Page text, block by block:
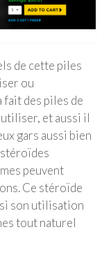
de cette piles
ou
fait des piles de
et aussi il
gars aussi bien
stéroïdes
peuvent
Ce stéroïde
son utilisation
tout naturel